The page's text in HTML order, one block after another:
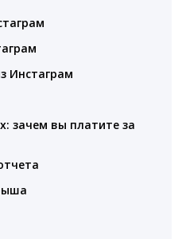
Инстаграм
зачем вы платите за